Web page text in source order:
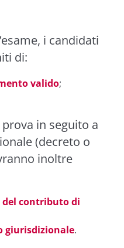
i candidati
di:
valido;
in seguito a
(decreto o
inoltre
del contributo di
giurisdizionale.